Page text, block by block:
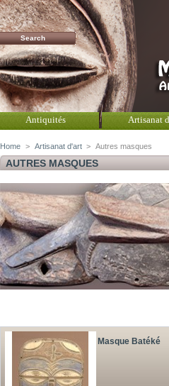
Antiquités Artisanat
Home > Artisanat d'art > Autres masques
AUTRES MASQUES
Masque Batéké